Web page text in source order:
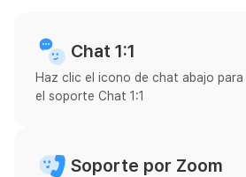
Chat 1:1
Haz clic el icono de chat abajo para
el soporte Chat 1:1
Soporte por Zoom